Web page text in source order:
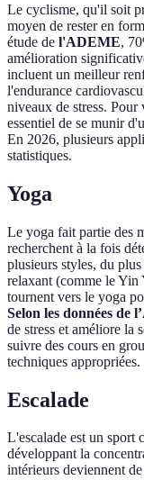
Le cyclisme, qu'il soit
moyen de rester en
étude de l'ADEME,
amélioration
incluent un meilleur
l'endurance
niveaux de stress.
essentiel de se munir
En 2026, plusieurs
statistiques.
Yoga
Le yoga fait partie des
recherchent à la fois
plusieurs styles, du
relaxant (comme le Yin
tournent vers le yoga
Selon les données de
de stress et améliore la
suivre des cours en
techniques appropriées.
Escalade
L'escalade est un sport
développant la
intérieurs deviennent